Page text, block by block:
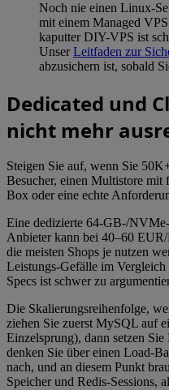
Noch nie einen Linux-
mit einem Managed
kaputter DIY-VPS ist
UnserLeitfaden zur
abzusichern ist, sobald
Dedicated und
nicht mehr
Steigen Sie auf, wenn Sie
Besucher, einen Multistore mit
Box oder eine echte
Eine dedizierte 64-GB-/
Anbieter kann bei 40–60
die meisten Shops je nutzen
Leistungs-Gefälle im
Specs ist schwer zu
Die Skalierungsreihenfolge,
ziehen Sie zuerst MySQL auf
Einzelsprung), dann setzen
denken Sie über einen Load-
nach, und an diesem Punkt
Speicher und Redis-Sessions,